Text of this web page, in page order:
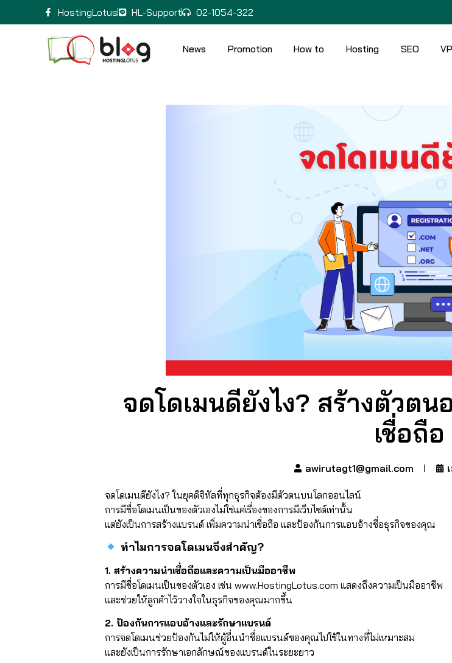
HostingLotus HL-Support 02-1054-322
News Promotion How to Hosting SEO
จดโดเมนดียังไง? สร้างตัวต
เชื่อถือ
awirutagt1@gmail.com
จดโดเมนดียังไง? ในยุคดิจิทัลที่ทุกธุรกิจต้องมีตัวตนบนโลกออนไลน์
การมีชื่อโดเมนเป็นของตัวเองไม่ใช่แค่เรื่องของการมีเว็บไซต์เท่านั้น
แต่ยังเป็นการสร้างแบรนด์ เพิ่มความน่าเชื่อถือ และป้องกันการแอบอ้างชื่อธุรกิจของคุณ​
ทำไมการจดโดเมนจึงสำคัญ?
1. สร้างความน่าเชื่อถือและความเป็นมืออาชีพ
การมีชื่อโดเมนเป็นของตัวเอง เช่น www.HostingLotus.com แสดงถึงความเป็นมืออาชีพ
และช่วยให้ลูกค้าไว้วางใจในธุรกิจของคุณมากขึ้น​
2. ป้องกันการแอบอ้างและรักษาแบรนด์
การจดโดเมนช่วยป้องกันไม่ให้ผู้อื่นนำชื่อแบรนด์ของคุณไปใช้ในทางที่ไม่เหมาะสม
และยังเป็นการรักษาเอกลักษณ์ของแบรนด์ในระยะยาว​